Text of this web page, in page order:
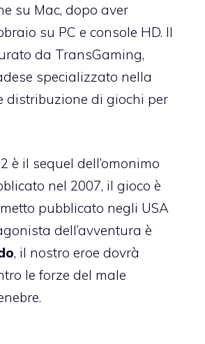
su Mac, dopo aver
su PC e console HD. Il
da TransGaming,
specializzato nella
distribuzione di giochi per
è il sequel dell’omonimo
nel 2007, il gioco è
pubblicato negli USA
dell’avventura è
, il nostro eroe dovrà
le forze del male